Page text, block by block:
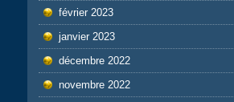
février 2023
janvier 2023
décembre 2022
novembre 2022